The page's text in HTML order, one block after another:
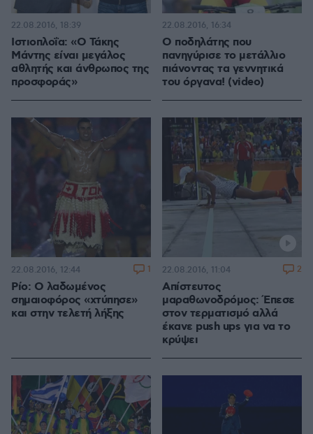
Ιστιοπλοΐα: «Ο Τάκης
Μάντης είναι μεγάλος
αθλητής και άνθρωπος της
προσφοράς»
22.08.2016, 18:39
Ο ποδηλάτης που
πανηγύρισε το μετάλλιο
πιάνοντας τα γεννητικά
του όργανα! (video)
22.08.2016, 16:34
Ρίο: Ο λαδωμένος
σημαιοφόρος «χτύπησε»
και στην τελετή λήξης
22.08.2016, 12:44 1
Απίστευτος
μαραθωνοδρόμος: Έπεσε
στον τερματισμό αλλά
έκανε push ups για να το
κρύψει
22.08.2016, 11:04 2